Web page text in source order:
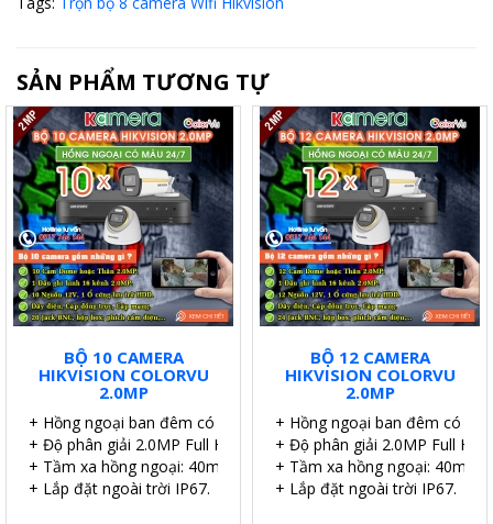
SẢN PHẨM TƯƠNG TỰ
BỘ 10 CAMERA
HIKVISION COLORVU
2.0MP
+ Hồng ngoại ban đêm có màu.
+ Độ phân giải 2.0MP Full HD.
+ Tầm xa hồng ngoại: 40m.
+ Lắp đặt ngoài trời IP67.
BỘ 12 CAMERA
HIKVISION COLORVU
2.0MP
+ Hồng ngoại ban đêm có
+ Độ phân giải 2.0MP Full HD.
+ Tầm xa hồng ngoại: 40m.
+ Lắp đặt ngoài trời IP67.